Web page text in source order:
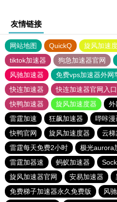
友情链接
网站地图 QuickQ 旋风加速
tiktok加速器
狗急加速器官网
风驰加速器
免费vps加速器外网
快连加速器
快连加速器官网入口
快鸭加速器
旋风加速度器 外
雷霆加速
狂飙加速器 哔咔漫
快鸭官网
旋风加速度器
云梯
雷霆每天免费2小时
极光aurora
雷霆加器速
蚂蚁加速器
旋风加速器官网
安易加速器
免费梯子加速器永久免费版
风